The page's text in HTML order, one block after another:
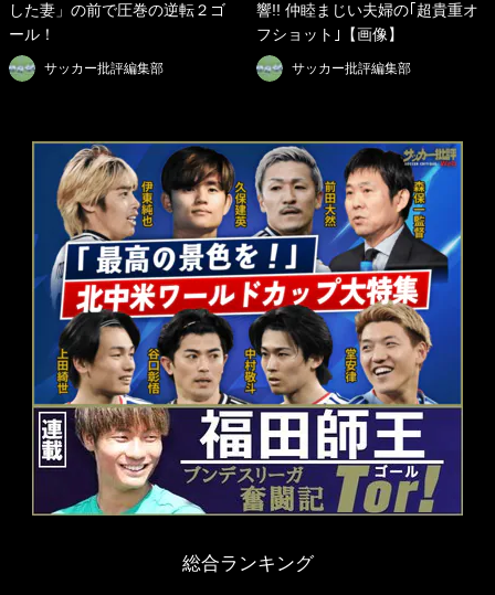
した妻」の前で圧巻の逆転２ゴ
ール！
サッカー批評編集部
響!! 仲睦まじい夫婦の｢超貴重オ
フショット｣【画像】
サッカー批評編集部
総合ランキング